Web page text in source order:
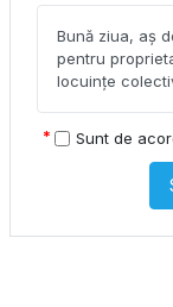
Sunt de